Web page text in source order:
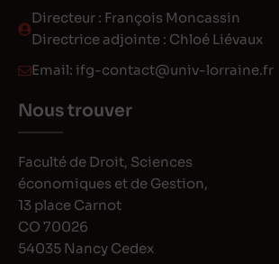
Directeur : François Moncassin
Directrice adjointe : Chloé Liévaux
Email: ifg-contact@univ-lorraine.fr
Nous trouver
Faculté de Droit, Sciences
économiques et de Gestion,
13 place Carnot
CO 70026
54035 Nancy Cedex